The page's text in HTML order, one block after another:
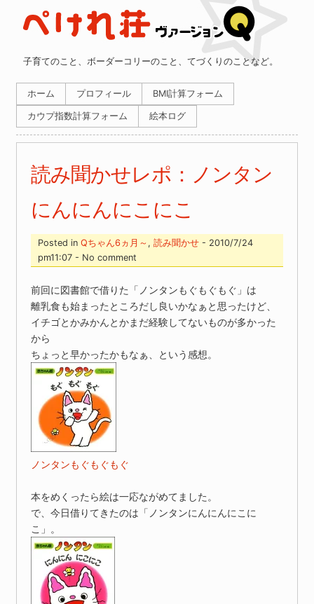
子育てのこと、ボーダーコリーのこと、てづくりのことなど。
ホーム プロフィール BMI計算フォーム
カウプ指数計算フォーム 絵本ログ
読み聞かせレポ：ノンタン
にんにんにこにこ
Posted inQちゃん6ヵ月～ ,読み聞かせ - 2010/7/24
pm11:07 - No comment
前回に図書館で借りた「ノンタンもぐもぐもぐ」は
離乳食も始まったところだし良いかなぁと思ったけど、
イチゴとかみかんとかまだ経験してないものが多かった
から
ちょっと早かったかもなぁ、という感想。
ノンタンもぐもぐもぐ
本をめくったら絵は一応ながめてました。
で、今日借りてきたのは「ノンタンにんにんにこに
こ」。